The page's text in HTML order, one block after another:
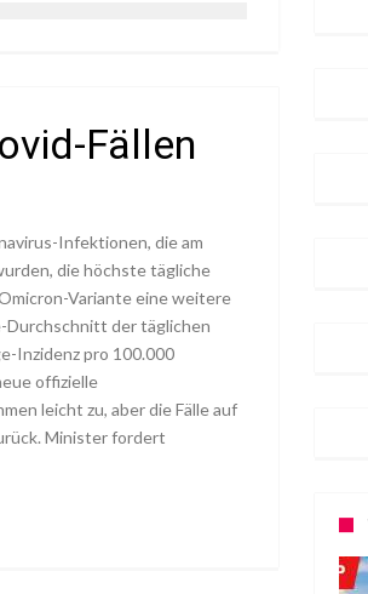
Fällen
Infektionen, die am
die höchste tägliche
Variante eine weitere
Durchschnitt der täglichen
Inzidenz pro 100.000
offizielle
leicht zu, aber die Fälle auf
Minister fordert